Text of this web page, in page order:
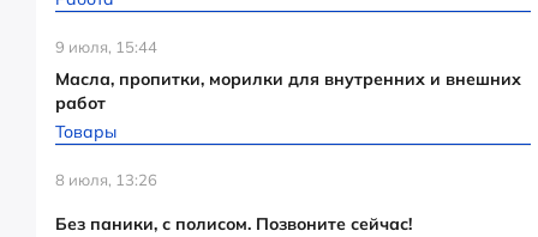
9 июля, 15:44
Масла, пропитки, морилки для внутренних и внешних
работ
Товары
8 июля, 13:26
Без паники, с полисом. Позвоните сейчас!